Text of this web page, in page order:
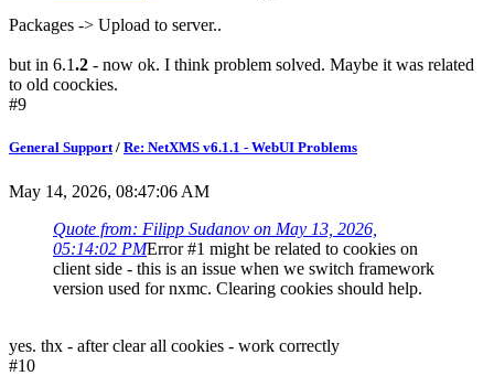
Packages -> Upload to server..
but in 6.1.2 - now ok. I think problem solved. Maybe it was related
to old coockies.
#9
General Support/ Re: NetXMS v6.1.1 - WebUI Problems
May 14, 2026, 08:47:06 AM
Quote from: Filipp Sudanov on May 13, 2026,
05:14:02 PMError #1 might be related to cookies on
client side - this is an issue when we switch framework
version used for nxmc. Clearing cookies should help.
yes. thx - after clear all cookies - work correctly
#10